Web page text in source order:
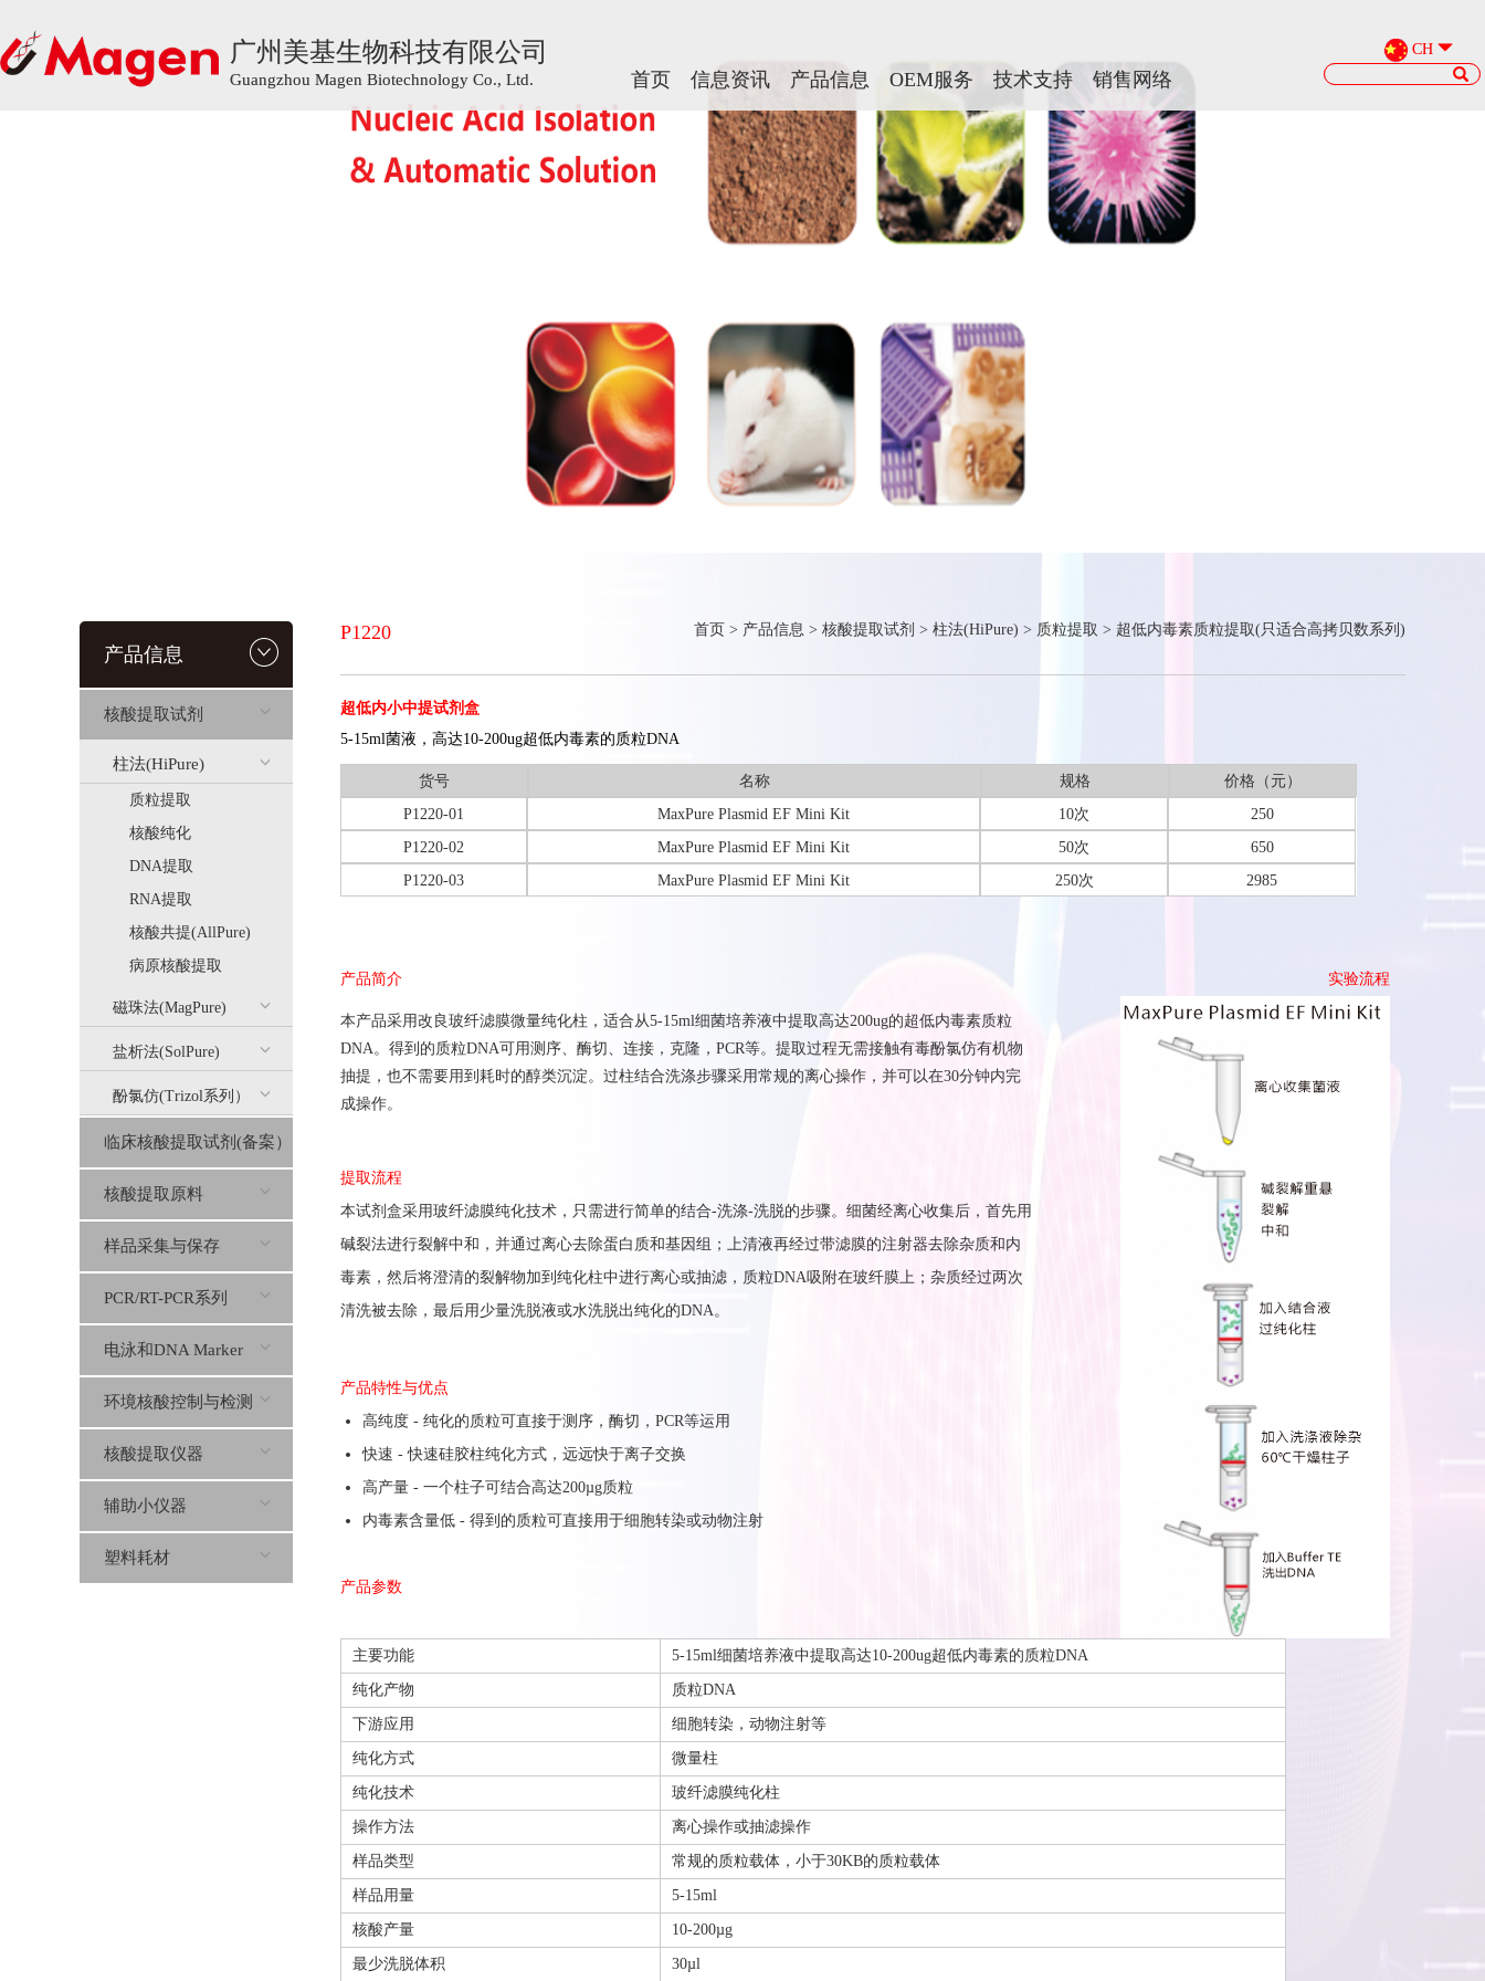
广州美基生物科技有限公司
Guangzhou Magen Biotechnology Co., Ltd.
CH
首页 信息资讯 产品信息 OEM服务 技术支持 销售网络
广州美基生物科技有限公司
Guangzhou Magen Biotechnology Co., Ltd.
CH
首页 信息资讯 产品信息 OEM服务 技术支持 销售网络
产品信息
核酸提取试剂
柱法(HiPure)
质粒提取
核酸纯化
DNA提取
RNA提取
核酸共提(AllPure)
病原核酸提取
磁珠法(MagPure)
盐析法(SolPure)
酚氯仿(Trizol系列）
临床核酸提取试剂(备案）
核酸提取原料
样品采集与保存
PCR/RT-PCR系列
电泳和DNA Marker
环境核酸控制与检测
核酸提取仪器
辅助小仪器
塑料耗材
P1220 首页 > 产品信息 > 核酸提取试剂 > 柱法(HiPure) > 质粒提取 > 超低内毒素质粒提取(只适合高拷贝数系列)
超低内小中提试剂盒
5-15ml菌液，高达10-200ug超低内毒素的质粒DNA
货号 名称 规格
价格（元）
P1220-01
MaxPure Plasmid EF Mini Kit 10次
250
P1220-02
MaxPure Plasmid EF Mini Kit 50次
650
P1220-03
MaxPure Plasmid EF Mini Kit 250次 2985
产品简介 实验流程
本产品采用改良玻纤滤膜微量纯化柱， 适合从5-15ml细菌培养液中提取高达200ug的超低内毒素质粒
DNA。 得到的质粒DNA可用测序、酶切、连接，克隆， PCR等。 提取过程无需接触有毒酚氯仿有机物
抽提，也不需要用到耗时的醇类沉淀。 过柱结合洗涤步骤采用常规的离心操作，并可以在30分钟内完
成操作。
提取流程
本试剂盒采用玻纤滤膜纯化技术，只需进行简单的结合-洗涤-洗脱的步骤。细菌经离心收集后，首先用
碱裂法进行裂解中和， 并通过离心去除蛋白质和基因组； 上清液再经过带滤膜的注射器去除杂质和内
毒素， 然后将澄清的裂解物加到 纯化柱中进行离心或抽滤，质粒DNA吸附在玻纤膜上； 杂质经过两次
清洗被去除 ， 最后用少量洗脱液或水洗脱出纯化的DNA。
产品特性与优点
高纯度 - 纯化的质粒可直接于测序，酶切，PCR等运用
快速 - 快速硅胶柱纯化方式，远远快于离子交换
高产量 - 一个柱子可结合高达200µg质粒
内毒素含量低 - 得到的质粒可直接用于细胞转染或动物注射
产品参数
主要功能 5-15ml细菌培养液中提取高达10-200ug超低内毒素的质粒DNA
纯化产物 质粒DNA
下游应用 细胞转染，动物注射等
纯化方式 微量柱
纯化技术 玻纤滤膜纯化柱
操作方法 离心操作或抽滤操作
样品类型 常规的质粒载体，小于30KB的质粒载体
样品用量 5-15ml
核酸产量 10-200µg
最少洗脱体积 30µl